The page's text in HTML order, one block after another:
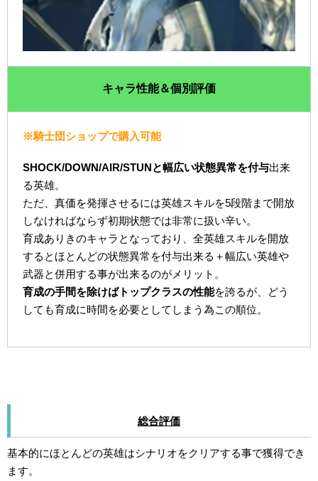
キャラ性能＆個別評価
※騎士団ショップで購入可能
SHOCK/DOWN/AIR/STUNと幅広い状態異常を付与出来
る英雄。
ただ、真価を発揮させるには英雄スキルを5段階まで開放
しなければならず初期状態では非常に扱い辛い。
育成ありきのキャラとなっており、全英雄スキルを開放
するとほとんどの状態異常を付与出来る＋幅広い英雄や
武器と併用する事が出来るのがメリット。
育成の手間を除けばトップクラスの性能を誇るが、どう
しても育成に時間を必要としてしまう為この順位。
総合評価
基本的にほとんどの英雄はシナリオをクリアする事で獲得でき
ます。